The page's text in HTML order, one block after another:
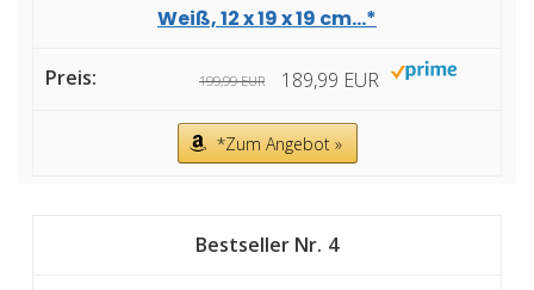
Weiß, 12 x 19 x 19 cm...*
199,99 EUR 189,99 EUR
*Zum Angebot »
4